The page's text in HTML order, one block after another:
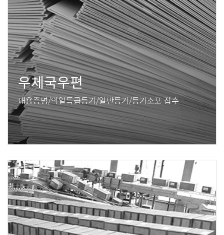
우체국우편
내용증명/익일특급등기/일반등기/등기소포 접수